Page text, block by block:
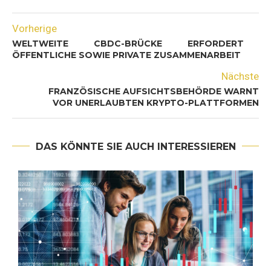
Vorherige
WELTWEITE CBDC-BRÜCKE ERFORDERT
ÖFFENTLICHE SOWIE PRIVATE ZUSAMMENARBEIT
Nächste
FRANZÖSISCHE AUFSICHTSBEHÖRDE WARNT
VOR UNERLAUBTEN KRYPTO-PLATTFORMEN
DAS KÖNNTE SIE AUCH INTERESSIEREN